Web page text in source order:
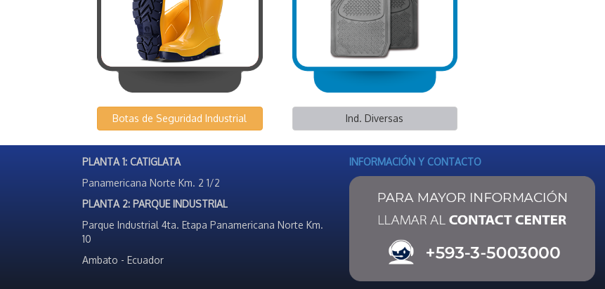
Botas de Seguridad Industrial Ind. Diversas
PLANTA 1: CATIGLATA
Panamericana Norte Km. 2 1/2
PLANTA 2: PARQUE INDUSTRIAL
Parque Industrial 4ta. Etapa Panamericana Norte Km.
10
Ambato - Ecuador
INFORMACIÓN Y CONTACTO